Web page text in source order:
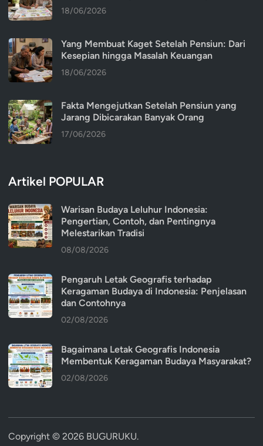
18/06/2026
Yang Membuat Kaget Setelah Pensiun: Dari
Kesepian hingga Masalah Keuangan
18/06/2026
Fakta Mengejutkan Setelah Pensiun yang
Jarang Dibicarakan Banyak Orang
17/06/2026
Artikel POPULAR
Warisan Budaya Leluhur Indonesia:
Pengertian, Contoh, dan Pentingnya
Melestarikan Tradisi
08/08/2026
Pengaruh Letak Geografis terhadap
Keragaman Budaya di Indonesia: Penjelasan
dan Contohnya
02/08/2026
Bagaimana Letak Geografis Indonesia
Membentuk Keragaman Budaya Masyarakat?
02/08/2026
Copyright © 2026 BUGURUKU.